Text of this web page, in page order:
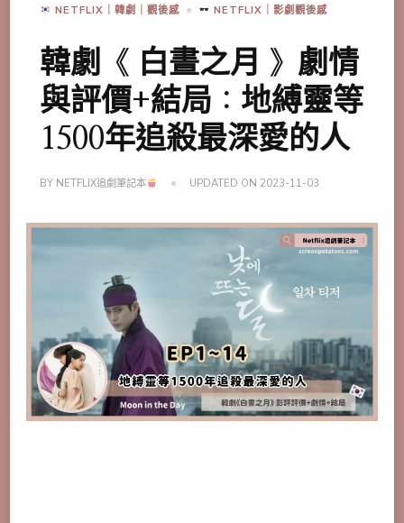
NETFLIX｜韓劇｜觀後感 NETFLIX｜影劇觀後感
韓劇《 白晝之月 》劇情
與評價+結局：地縛靈等
1500年追殺最深愛的人
BY NETFLIX追劇筆記本 UPDATED ON 2023-11-03